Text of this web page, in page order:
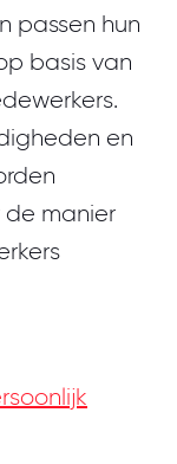
passen hun
basis van
en
manier